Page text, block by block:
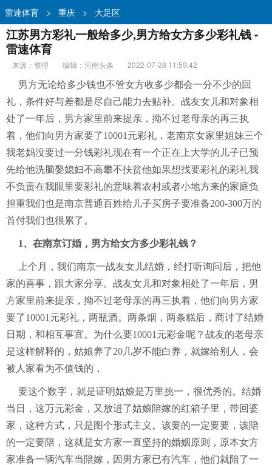
雷速体育 > 重庆 > 大足区
江苏男方彩礼一般给多少,男方给女方多少彩礼钱 -
雷速体育
来源：整理 编辑：河南头条
2022-07-28 11:59:42
男方无论给多少钱也不管女方收多少都会一分不少的回
礼，条件好与差都是尽自己能力去贴补。战友女儿和对象相
处了一年后，男方家里前来提亲，拗不过老母亲的再三执
着，他们向男方家要了10001元彩礼，老南京女家里姐妹三个
我老妈没要过一分钱彩礼现在有一个正在上大学的儿子已预
先给他洗脑娶媳妇不高攀不扶贫他如果想找要彩礼的彩礼我
不负责在我眼里要彩礼的意味着农村或者小地方来的家庭负
担重我们也是南京普通百姓给儿子买房子要准备200-300万的
首付我们也很累了。
1、在南京订婚，男方给女方多少彩礼钱？
上个月，我们南京一战友女儿结婚，经打听询问后，把他
家的喜事，跟大家分享。战友女儿和对象相处了一年后，男
方家里前来提亲，拗不过老母亲的再三执着，他们向男方家
要了10001元彩礼，两瓶酒。两条烟，两条糕后，商讨了结婚
日期，和相互事宜。为什么要10001元彩金呢？战友的老母亲
是这样解释的，姑娘养了20几岁不能白养，就嫁给别人，会
被人家看为不值钱的，
要这个数字，就是证明姑娘是万里挑一，很优秀的。结婚
当日，这万元彩金，又放进了姑娘陪嫁的红箱子里，带回婆
家，这种方式，只是图个形式主义。该要的一定要要，该陪
的一定要陪，这就是女方家一直坚持的婚姻原则，原本女方
家准备一辆汽车当陪嫁，因男方家已有汽车，他们就陪了一